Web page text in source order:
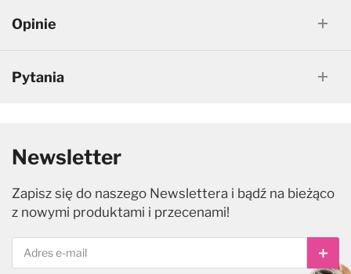
Opinie
Pytania
Newsletter
Zapisz się do naszego Newslettera i bądź na bieżąco
z nowymi produktami i przecenami!